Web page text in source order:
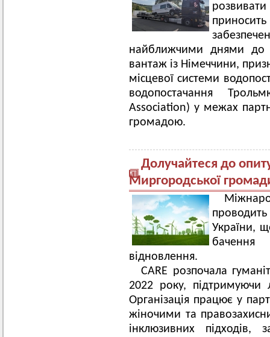
найближчими днями до
вантаж із Німеччини,
місцевої системи
водопостачання
Association) у межах
громадою.
Долучайтеся до
Миргородської
України,
відновлення.
CARE розпочала
2022 року, підтримуючи
Організація працює у
жіночими та
інклюзивних підходів,